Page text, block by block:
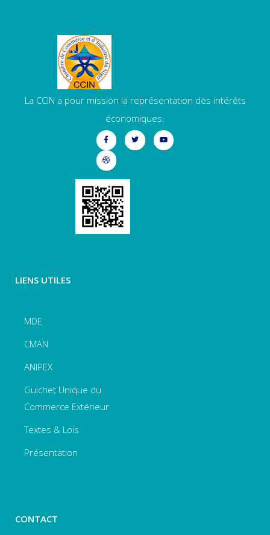
La CCIN a pour mission la représentation des intérêts
économiques.
LIENS UTILES
MDE
CMAN
ANIPEX
Guichet Unique du
Commerce Extérieur
Textes & Lois
Présentation
CONTACT